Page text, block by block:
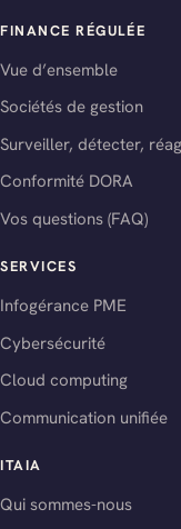
FINANCE RÉGULÉE
Vue d’ensemble
Sociétés de gestion
Surveiller, détecter,
Conformité DORA
Vos questions (FAQ)
SERVICES
Infogérance PME
Cybersécurité
Cloud computing
Communication unifiée
ITAIA
Qui sommes-nous